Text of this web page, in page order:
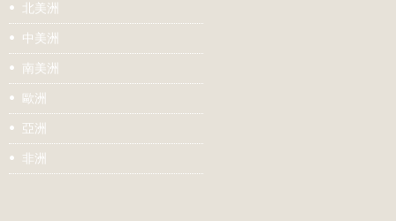
北美洲
中美洲
南美洲
歐洲
亞洲
非洲